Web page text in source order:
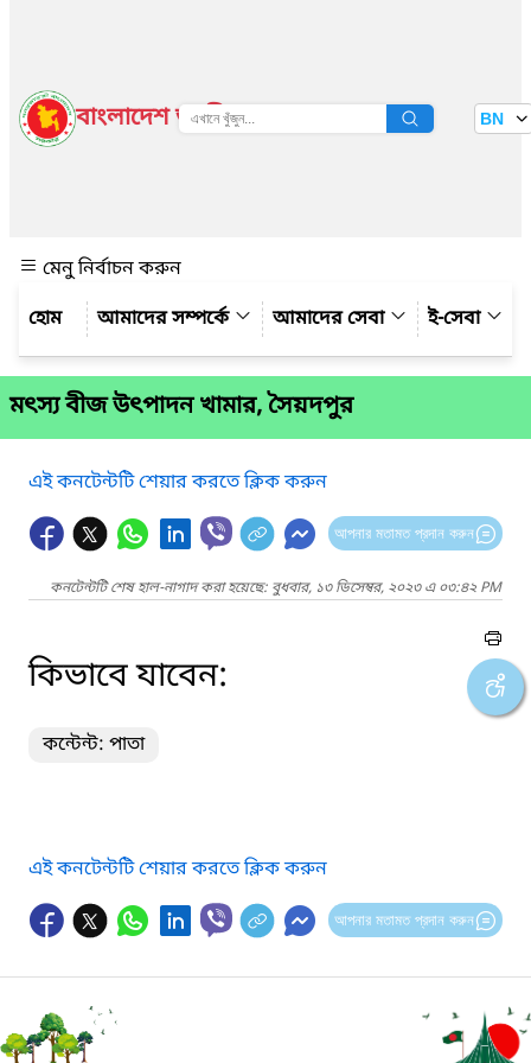
বাংলাদেশ জাতীয় তথ্য বাতায়ন BN
মেনু নির্বাচন করুন
আমাদের সম্পর্কে
আমাদের সেবা ই-সেবা
মৎস্য বীজ উৎপাদন খামার, সৈয়দপুর
এই কনটেন্টটি শেয়ার করতে ক্লিক করুন
আপনার মতামত প্রদান করুন
কনটেন্টটি শেষ হাল-নাগাদ করা হয়েছে: বুধবার, ১৩ ডিসেম্বর, ২০২৩ এ ০৩:৪২ PM
কিভাবে যাবেন:
কন্টেন্ট: পাতা
এই কনটেন্টটি শেয়ার করতে ক্লিক করুন
আপনার মতামত প্রদান করুন